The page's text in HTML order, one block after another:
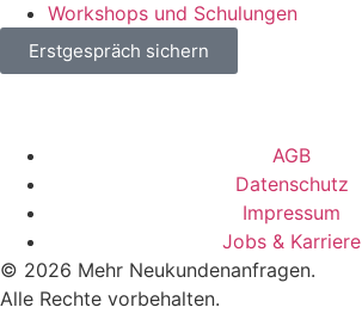
Workshops und Schulungen
Erstgespräch sichern
AGB
Datenschutz
Impressum
Jobs & Karriere
© 2026 Mehr Neukundenanfragen.
Alle Rechte vorbehalten.